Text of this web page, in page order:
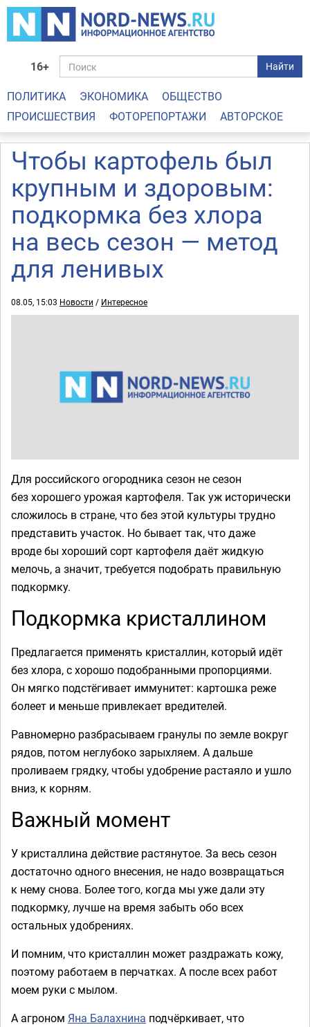
16+ Найти
ПОЛИТИКА ЭКОНОМИКА
ОБЩЕСТВО
ПРОИСШЕСТВИЯ
ФОТОРЕПОРТАЖИ АВТОРСКОЕ
Чтобы картофель был
крупным и здоровым:
подкормка без хлора
на весь сезон — метод
для ленивых
08.05, 15:03 Новости / Интересное
Для российского огородника сезон не сезон
без хорошего урожая картофеля. Так уж исторически
сложилось в стране, что без этой культуры трудно
представить участок. Но бывает так, что даже
вроде бы хороший сорт картофеля даёт жидкую
мелочь, а значит, требуется подобрать правильную
подкормку.
Подкормка кристаллином
Предлагается применять кристаллин, который идёт
без хлора, с хорошо подобранными пропорциями.
Он мягко подстёгивает иммунитет: картошка реже
болеет и меньше привлекает вредителей.
Равномерно разбрасываем гранулы по земле вокруг
рядов, потом неглубоко зарыхляем. А дальше
проливаем грядку, чтобы удобрение растаяло и ушло
вниз, к корням.
Важный момент
У кристаллина действие растянутое. За весь сезон
достаточно одного внесения, не надо возвращаться
к нему снова. Более того, когда мы уже дали эту
подкормку, лучше на время забыть обо всех
остальных удобрениях.
И помним, что кристаллин может раздражать кожу,
поэтому работаем в перчатках. А после всех работ
моем руки с мылом.
А агроном Яна Балахнина подчёркивает, что